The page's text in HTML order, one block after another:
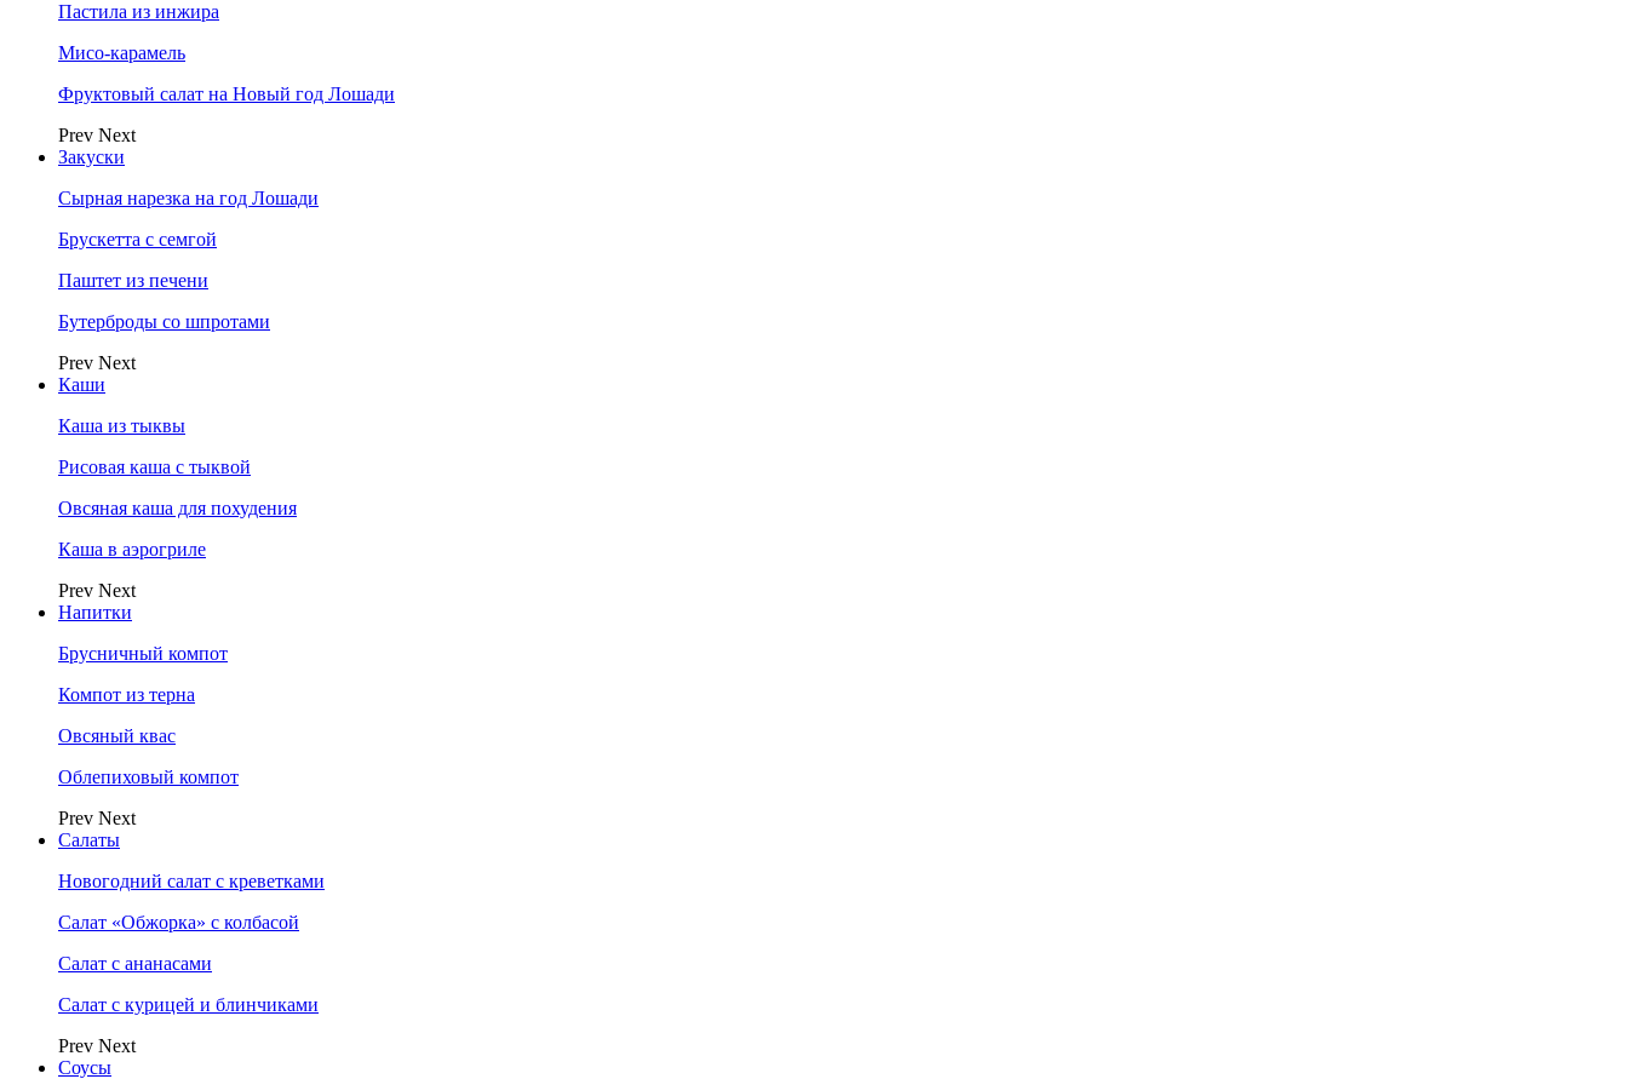
Пастила из инжира
Мисо-карамель
Фруктовый салат на Новый год Лошади
Prev Next
Закуски
Сырная нарезка на год Лошади
Брускетта с семгой
Паштет из печени
Бутерброды со шпротами
Prev Next
Каши
Каша из тыквы
Рисовая каша с тыквой
Овсяная каша для похудения
Каша в аэрогриле
Prev Next
Напитки
Брусничный компот
Компот из терна
Овсяный квас
Облепиховый компот
Prev Next
Салаты
Новогодний салат с креветками
Салат «Обжорка» с колбасой
Салат с ананасами
Салат с курицей и блинчиками
Prev Next
Соусы